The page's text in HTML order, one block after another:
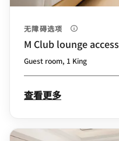
无障碍选项
M Club lounge access
Guest room, 1 King
查看更多